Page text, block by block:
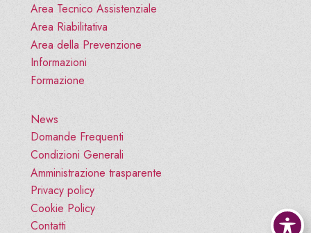
Area Tecnico Assistenziale
Area Riabilitativa
Area della Prevenzione
Informazioni
Formazione
News
Domande Frequenti
Condizioni Generali
Amministrazione trasparente
Privacy policy
Cookie Policy
Contatti